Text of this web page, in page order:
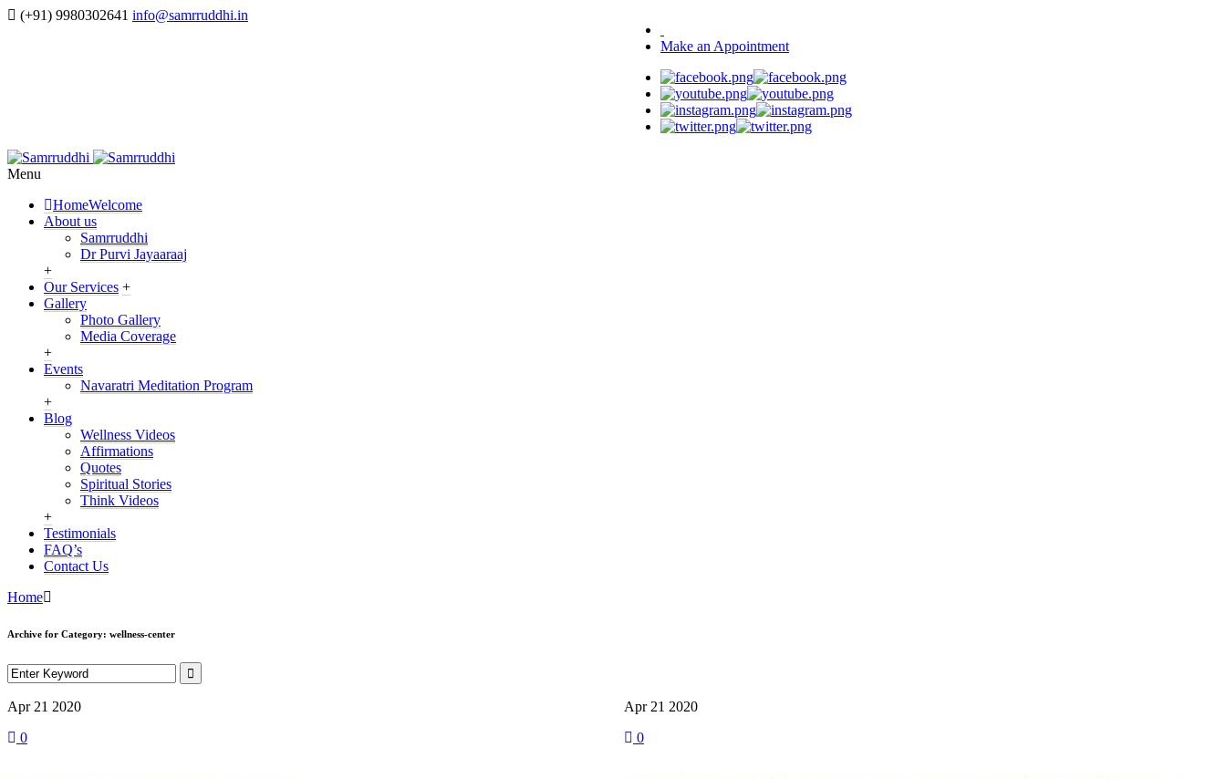
(+91) 9980302641 info@samrruddhi.in
Make an Appointment
Menu
HomeWelcome
About us
Samrruddhi
Dr Purvi Jayaaraaj
+
Our Services +
Gallery
Photo Gallery
Media Coverage
+
Events
Navaratri Meditation Program
+
Blog
Wellness Videos
Affirmations
Quotes
Spiritual Stories
Think Videos
+
Testimonials
FAQ’s
Contact Us
Home
Archive for Category: wellness-center
Apr 21 2020
0
Apr 21 2020
0